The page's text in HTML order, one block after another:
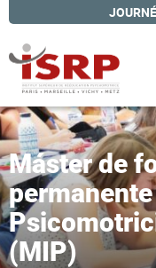
Máster de
(MIP)